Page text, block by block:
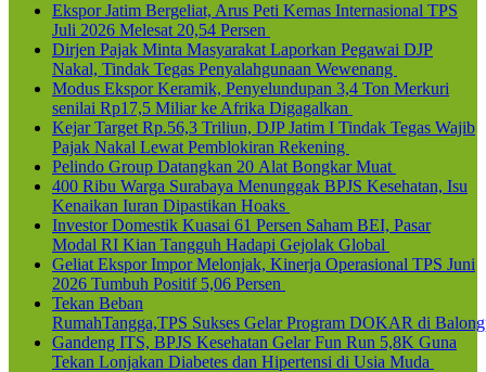
Ekspor Jatim Bergeliat, Arus Peti Kemas Internasional TPS
Juli 2026 Melesat 20,54 Persen
Dirjen Pajak Minta Masyarakat Laporkan Pegawai DJP
Nakal, Tindak Tegas Penyalahgunaan Wewenang
Modus Ekspor Keramik, Penyelundupan 3,4 Ton Merkuri
senilai Rp17,5 Miliar ke Afrika Digagalkan
Kejar Target Rp.56,3 Triliun, DJP Jatim I Tindak Tegas Wajib
Pajak Nakal Lewat Pemblokiran Rekening
Pelindo Group Datangkan 20 Alat Bongkar Muat
400 Ribu Warga Surabaya Menunggak BPJS Kesehatan, Isu
Kenaikan Iuran Dipastikan Hoaks
Investor Domestik Kuasai 61 Persen Saham BEI, Pasar
Modal RI Kian Tangguh Hadapi Gejolak Global
Geliat Ekspor Impor Melonjak, Kinerja Operasional TPS Juni
2026 Tumbuh Positif 5,06 Persen
Tekan Beban
RumahTangga,TPS Sukses Gelar Program DOKAR di
Gandeng ITS, BPJS Kesehatan Gelar Fun Run 5,8K Guna
Tekan Lonjakan Diabetes dan Hipertensi di Usia Muda